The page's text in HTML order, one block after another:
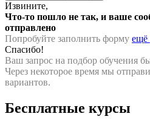
Извините,
Что-то пошло не так, и ваше
отправлено
Попробуйте заполнить форму ещё
Спасибо!
Ваш запрос на подбор обучения
Через некоторое время мы
вариантов.
Бесплатные курсы